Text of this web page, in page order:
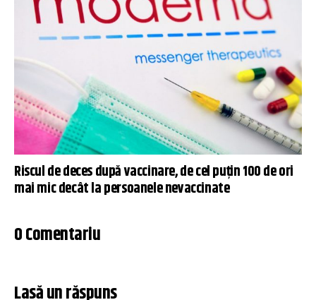
Riscul de deces după vaccinare, de cel puțin 100 de ori
mai mic decât la persoanele nevaccinate
0 Comentariu
Lasă un răspuns